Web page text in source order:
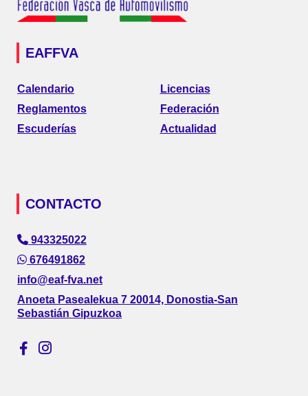
EAFFVA
Calendario
Reglamentos
Escuderías
Licencias
Federación
Actualidad
CONTACTO
943325022
676491862
info@eaf-fva.net
Anoeta Pasealekua 7 20014, Donostia-San
Sebastián Gipuzkoa